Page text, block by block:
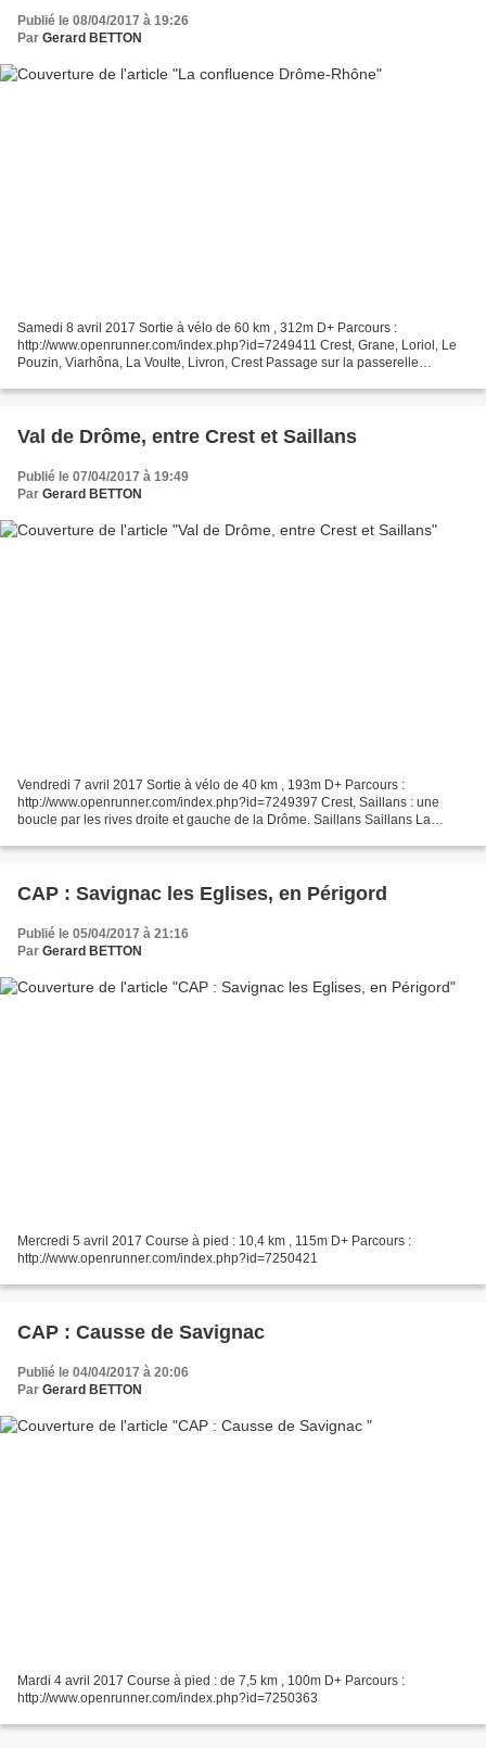
Publié le 08/04/2017 à 19:26
Par Gerard BETTON
Samedi 8 avril 2017 Sortie à vélo de 60 km , 312m D+ Parcours :
http://www.openrunner.com/index.php?id=7249411 Crest, Grane, Loriol, Le
Pouzin, Viarhôna, La Voulte, Livron, Crest Passage sur la passerelle
Val de Drôme, entre Crest et Saillans
Publié le 07/04/2017 à 19:49
Par Gerard BETTON
Vendredi 7 avril 2017 Sortie à vélo de 40 km , 193m D+ Parcours :
http://www.openrunner.com/index.php?id=7249397 Crest, Saillans : une
boucle par les rives droite et gauche de la Drôme. Saillans Saillans La
CAP : Savignac les Eglises, en Périgord
Publié le 05/04/2017 à 21:16
Par Gerard BETTON
Mercredi 5 avril 2017 Course à pied : 10,4 km , 115m D+ Parcours :
http://www.openrunner.com/index.php?id=7250421
CAP : Causse de Savignac
Publié le 04/04/2017 à 20:06
Par Gerard BETTON
Mardi 4 avril 2017 Course à pied : de 7,5 km , 100m D+ Parcours :
http://www.openrunner.com/index.php?id=7250363